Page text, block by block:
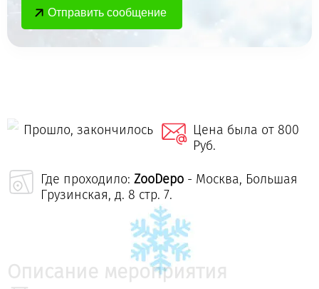
Прошло, закончилось
Цена была от 800
Руб.
Где проходило: ZooDepo - Москва, Большая
Грузинская, д. 8 стр. 7.
Описание мероприятия